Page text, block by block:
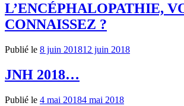
L’ENCÉPHALOPATHIE,
CONNAISSEZ ?
Publié le 8 juin 201812 juin 2018
JNH 2018…
Publié le 4 mai 20184 mai 2018